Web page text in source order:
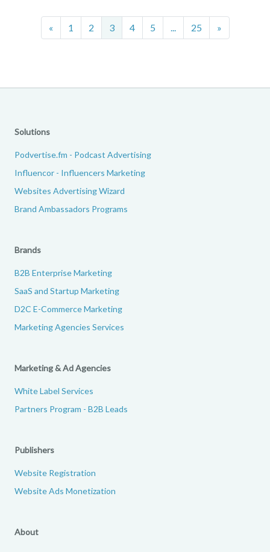
«Previous
1 2 3 4 5 25 »Next
Solutions
Podvertise.fm - Podcast Advertising
Influencor - Influencers Marketing
Websites Advertising Wizard
Brand Ambassadors Programs
Brands
B2B Enterprise Marketing
SaaS and Startup Marketing
D2C E-Commerce Marketing
Marketing Agencies Services
Marketing & Ad Agencies
White Label Services
Partners Program - B2B Leads
Publishers
Website Registration
Website Ads Monetization
About